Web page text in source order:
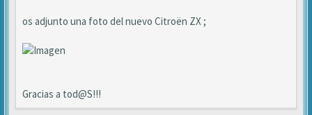
os adjunto una foto del nuevo Citroën ZX ;
Gracias a tod@S!!!